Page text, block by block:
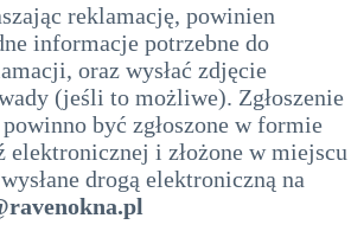
reklamację, powinien
informacje potrzebne do
oraz wysłać zdjęcie
(jeśli to możliwe). Zgłoszenie
być zgłoszone w formie
elektronicznej i złożone w miejscu
drogą elektroniczną na